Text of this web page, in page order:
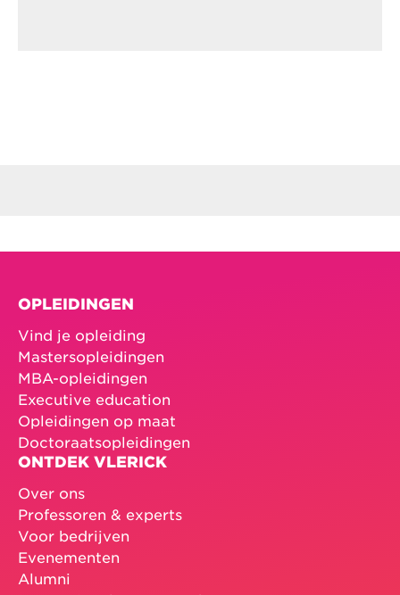
OPLEIDINGEN
Vind je opleiding
Mastersopleidingen
MBA-opleidingen
Executive education
Opleidingen op maat
Doctoraatsopleidingen
ONTDEK VLERICK
Over ons
Professoren & experts
Voor bedrijven
Evenementen
Alumni